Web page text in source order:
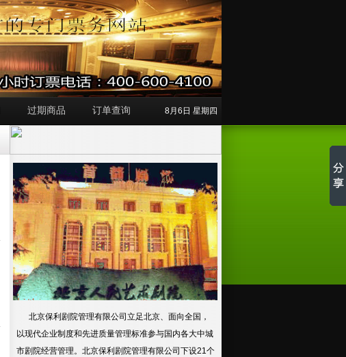
过期商品 订单查询 8月6日 星期四
北京保利剧院管理有限公司立足北京、面向全国，
以现代企业制度和先进质量管理标准参与国内各大中城
市剧院经营管理。北京保利剧院管理有限公司下设21个